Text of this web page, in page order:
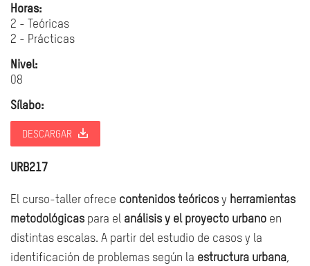
Horas:
2 - Teóricas
2 - Prácticas
Nivel:
08
Sílabo:
DESCARGAR
URB217
El curso-taller ofrece contenidos teóricos y herramientas
metodológicas para el análisis y el proyecto urbano en
distintas escalas. A partir del estudio de casos y la
identificación de problemas según la estructura urbana,